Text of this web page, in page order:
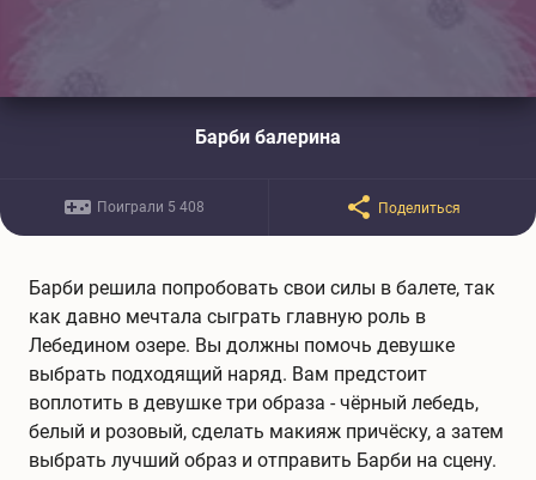
Барби балерина
Поиграли 5 408 Поделиться
Барби решила попробовать свои силы в балете, так
как давно мечтала сыграть главную роль в
Лебедином озере. Вы должны помочь девушке
выбрать подходящий наряд. Вам предстоит
воплотить в девушке три образа - чёрный лебедь,
белый и розовый, сделать макияж причёску, а затем
выбрать лучший образ и отправить Барби на сцену.